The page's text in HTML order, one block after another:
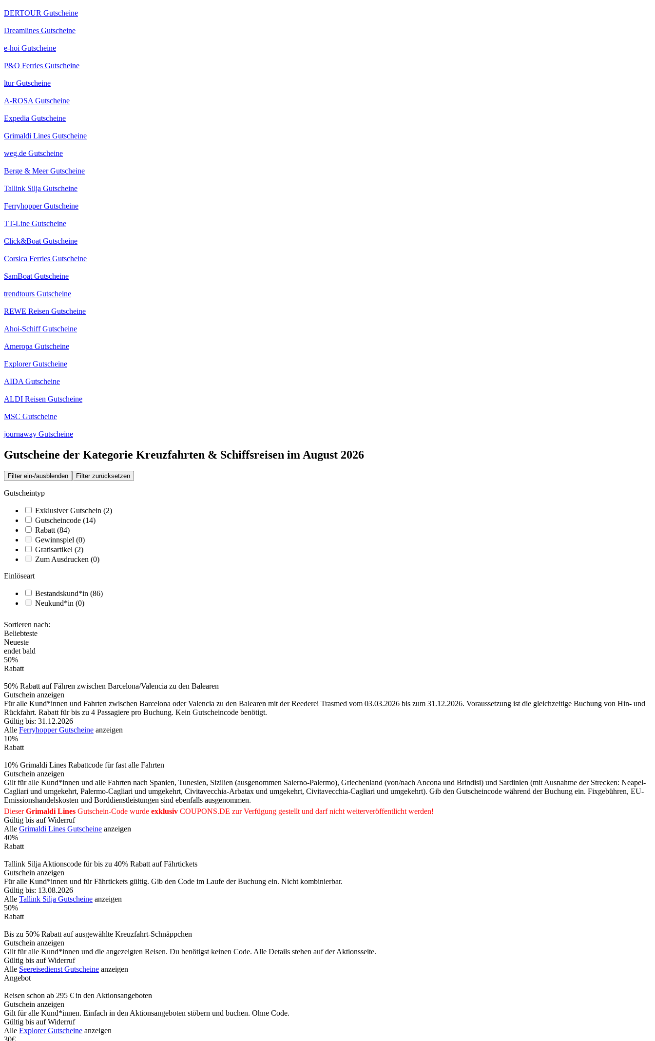
DERTOUR Gutscheine
Dreamlines Gutscheine
e-hoi Gutscheine
P&O Ferries Gutscheine
ltur Gutscheine
A-ROSA Gutscheine
Expedia Gutscheine
Grimaldi Lines Gutscheine
weg.de Gutscheine
Berge & Meer Gutscheine
Tallink Silja Gutscheine
Ferryhopper Gutscheine
TT-Line Gutscheine
Click&Boat Gutscheine
Corsica Ferries Gutscheine
SamBoat Gutscheine
trendtours Gutscheine
REWE Reisen Gutscheine
Ahoi-Schiff Gutscheine
Ameropa Gutscheine
Explorer Gutscheine
AIDA Gutscheine
ALDI Reisen Gutscheine
MSC Gutscheine
journaway Gutscheine
Gutscheine der Kategorie Kreuzfahrten & Schiffsreisen im August 2026
Filter ein-/ausblenden Filter zurücksetzen
Gutscheintyp
Exklusiver Gutschein (2)
Gutscheincode (14)
Rabatt(84)
Gewinnspiel (0)
Gratisartikel (2)
Zum Ausdrucken (0)
Einlöseart
Bestandskund*in (86)
Neukund*in (0)
Sortieren nach:
Beliebteste
Neueste
endet bald
50%
Rabatt
50% Rabatt auf Fähren zwischen Barcelona/Valencia zu den Balearen
Gutschein anzeigen
Für alle Kund*innen und Fahrten zwischen Barcelona oder Valencia zu den Balearen mit der Reederei Trasmed vom 03.03.2026 bis zum 31.12.2026. Voraussetzung ist die gleichzeitige Buchung von Hin- und
Rückfahrt. Rabatt für bis zu 4 Passagiere pro Buchung. Kein Gutscheincode benötigt.
Gültig bis: 31.12.2026
Alle Ferryhopper Gutscheine anzeigen
10%
Rabatt
10% Grimaldi Lines Rabattcode für fast alle Fahrten
Gutschein anzeigen
Gilt für alle Kund*innen und alle Fahrten nach Spanien, Tunesien, Sizilien (ausgenommen Salerno-Palermo), Griechenland (von/nach Ancona und Brindisi) und Sardinien (mit Ausnahme der Strecken: Neapel-
Cagliari und umgekehrt, Palermo-Cagliari und umgekehrt, Civitavecchia-Arbatax und umgekehrt, Civitavecchia-Cagliari und umgekehrt). Gib den Gutscheincode während der Buchung ein. Fixgebühren, EU-
Emissionshandelskosten und Borddienstleistungen sind ebenfalls ausgenommen.
DieserGrimaldi Lines Gutschein-Code wurde exklusiv COUPONS.DE zur Verfügung gestellt und darf nicht weiterveröffentlicht werden!
Gültig bis auf Widerruf
Alle Grimaldi Lines Gutscheine anzeigen
40%
Rabatt
Tallink Silja Aktionscode für bis zu 40% Rabatt auf Fährtickets
Gutschein anzeigen
Für alle Kund*innen und für Fährtickets gültig. Gib den Code im Laufe der Buchung ein. Nicht kombinierbar.
Gültig bis: 13.08.2026
Alle Tallink Silja Gutscheine anzeigen
50%
Rabatt
Bis zu 50% Rabatt auf ausgewählte Kreuzfahrt-Schnäppchen
Gutschein anzeigen
Gilt für alle Kund*innen und die angezeigten Reisen. Du benötigst keinen Code. Alle Details stehen auf der Aktionsseite.
Gültig bis auf Widerruf
Alle Seereisedienst Gutscheine anzeigen
Angebot
Reisen schon ab 295 € in den Aktionsangeboten
Gutschein anzeigen
Gilt für alle Kund*innen. Einfach in den Aktionsangeboten stöbern und buchen. Ohne Code.
Gültig bis auf Widerruf
Alle Explorer Gutscheine anzeigen